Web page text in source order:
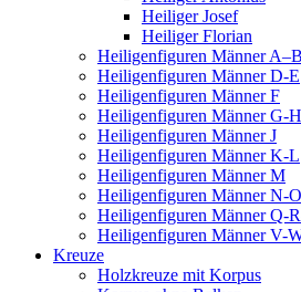
Heiliger Josef
Heiliger Florian
Heiligenfiguren Männer
Heiligenfiguren Männer D-E
Heiligenfiguren Männer F
Heiligenfiguren Männer G-
Heiligenfiguren Männer J
Heiligenfiguren Männer K-L
Heiligenfiguren Männer M
Heiligenfiguren Männer N-
Heiligenfiguren Männer Q-
Heiligenfiguren Männer V-
Kreuze
Holzkreuze mit Korpus